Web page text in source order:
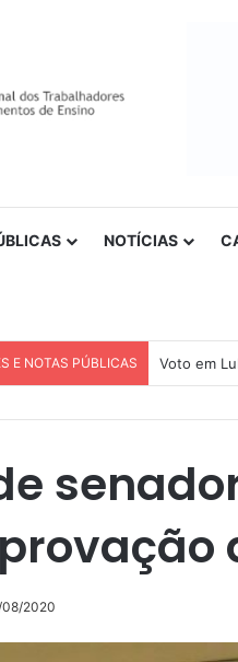
NOTÍCIAS
E NOTAS PÚBLICAS
08/2020